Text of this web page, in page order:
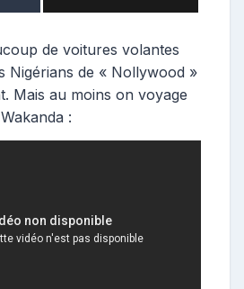
de voitures volantes
Nigérians de « Nollywood »
Mais au moins on voyage
: